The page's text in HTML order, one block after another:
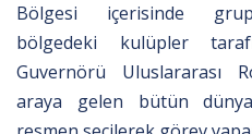
Bölgesi içerisinde
bölgedeki kulüpler
Guvernörü Uluslararası
araya gelen bütün